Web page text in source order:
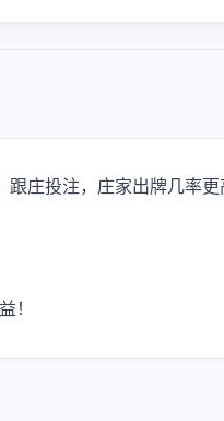
庄投注，庄家出牌几率更
！